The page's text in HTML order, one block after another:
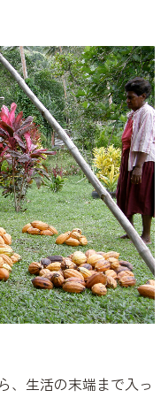
、生活の末端まで入っ